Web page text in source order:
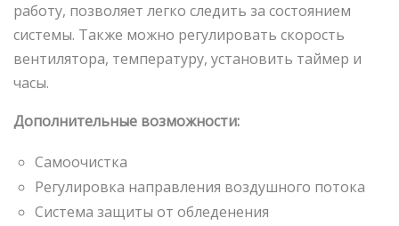
работу, позволяет легко следить за состоянием
системы. Также можно регулировать скорость
вентилятора, температуру, установить таймер и
часы.
Дополнительные возможности:
Самоочистка
Регулировка направления воздушного потока
Система защиты от обледенения